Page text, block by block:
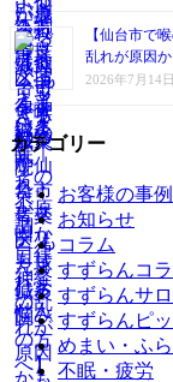
【仙台市で
乱れが原因
2026年7月14日
カテゴリー
お客様の事
お知らせ
コラム
すずらんコ
すずらんサ
すずらんピ
めまい・ふ
不眠・疲労